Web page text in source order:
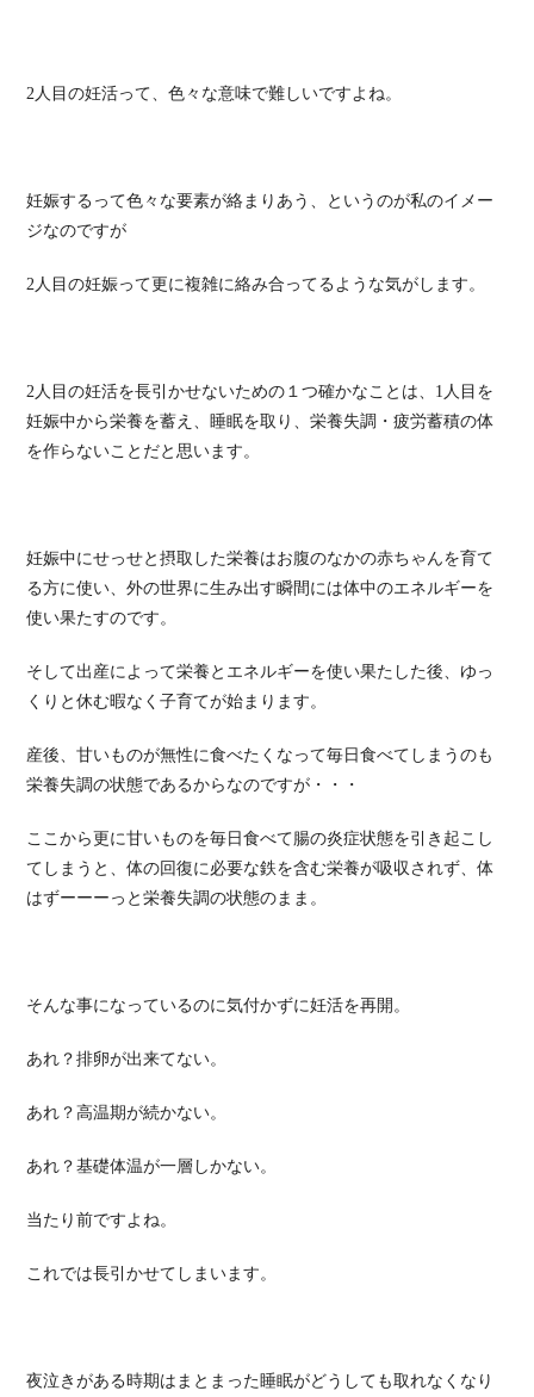
2人目の妊活って、色々な意味で難しいですよね。
妊娠するって色々な要素が絡まりあう、というのが私のイメー
ジなのですが
2人目の妊娠って更に複雑に絡み合ってるような気がします。
2人目の妊活を長引かせないための１つ確かなことは、1人目を
妊娠中から栄養を蓄え、睡眠を取り、栄養失調・疲労蓄積の体
を作らないことだと思います。
妊娠中にせっせと摂取した栄養はお腹のなかの赤ちゃんを育て
る方に使い、外の世界に生み出す瞬間には体中のエネルギーを
使い果たすのです。
そして出産によって栄養とエネルギーを使い果たした後、ゆっ
くりと休む暇なく子育てが始まります。
産後、甘いものが無性に食べたくなって毎日食べてしまうのも
栄養失調の状態であるからなのですが・・・
ここから更に甘いものを毎日食べて腸の炎症状態を引き起こし
てしまうと、体の回復に必要な鉄を含む栄養が吸収されず、体
はずーーーっと栄養失調の状態のまま。
そんな事になっているのに気付かずに妊活を再開。
あれ？排卵が出来てない。
あれ？高温期が続かない。
あれ？基礎体温が一層しかない。
当たり前ですよね。
これでは長引かせてしまいます。
夜泣きがある時期はまとまった睡眠がどうしても取れなくなり